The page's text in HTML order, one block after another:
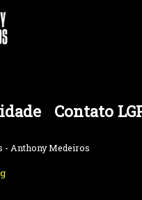
Contato
- Anthony Medeiros